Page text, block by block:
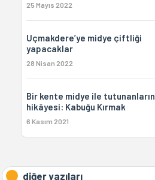
25 Mayıs 2022
Uçmakdere’ye midye çiftliği
yapacaklar
28 Nisan 2022
Bir kente midye ile tutunanların
hikâyesi: Kabuğu Kırmak
6 Kasım 2021
diğer yazıları